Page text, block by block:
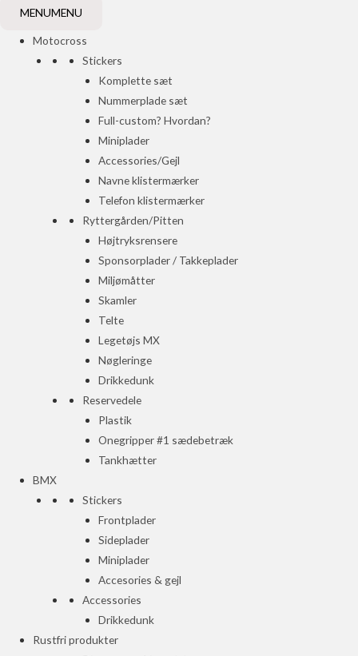
MENUMENU
Motocross
Stickers
Komplette sæt
Nummerplade sæt
Full-custom? Hvordan?
Miniplader
Accessories/Gejl
Navne klistermærker
Telefon klistermærker
Ryttergården/Pitten
Højtryksrensere
Sponsorplader / Takkeplader
Miljømåtter
Skamler
Telte
Legetøjs MX
Nøgleringe
Drikkedunk
Reservedele
Plastik
Onegripper #1 sædebetræk
Tankhætter
BMX
Stickers
Frontplader
Sideplader
Miniplader
Accesories & gejl
Accessories
Drikkedunk
Rustfri produkter